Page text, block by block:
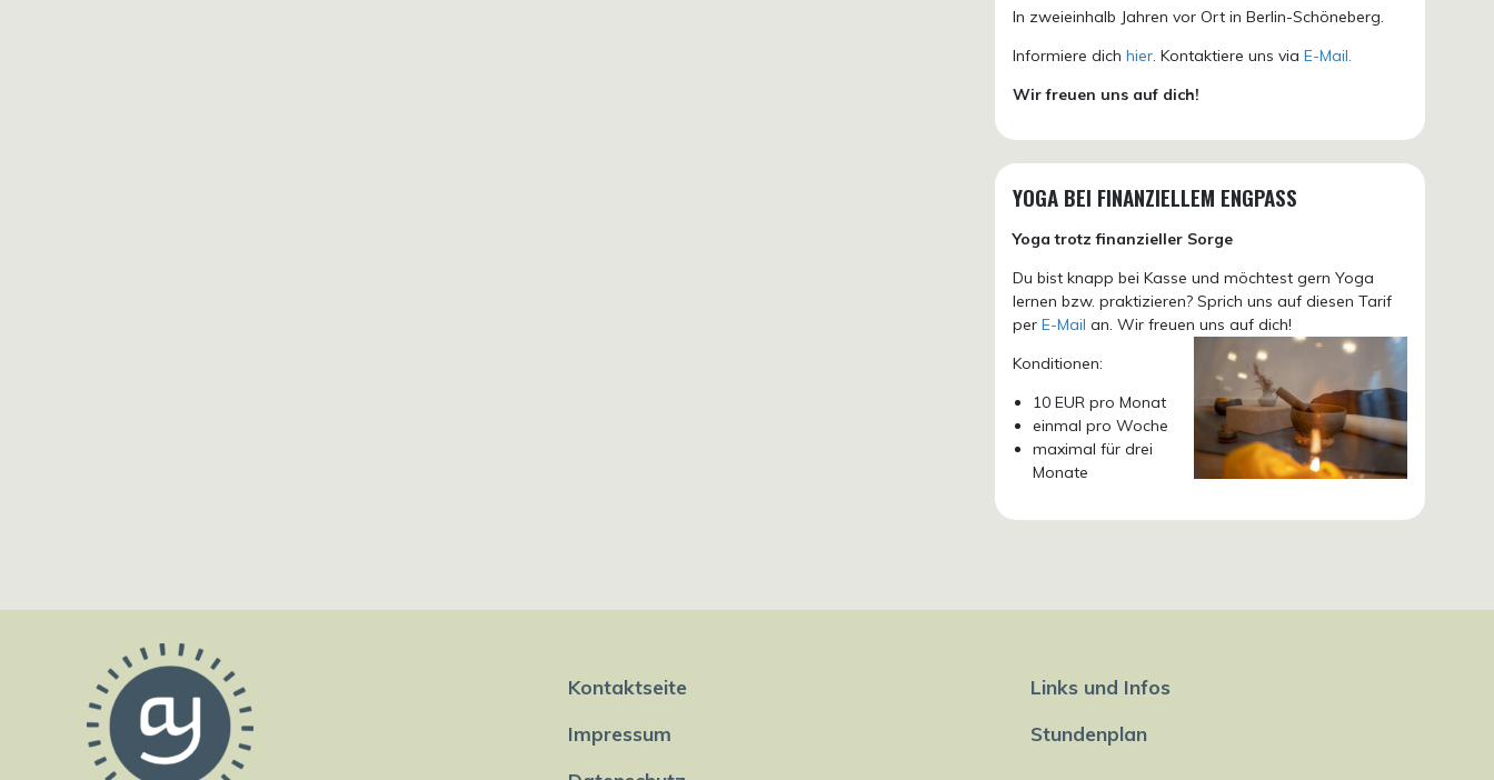
In zweieinhalb Jahren vor Ort in Berlin-Schöneberg.
Informiere dichhier. Kontaktiere uns viaE-Mail.
Wir freuen uns auf dich!
YOGA BEI FINANZIELLEM ENGPASS
Yoga trotz finanzieller Sorge
Du bist knapp bei Kasse und möchtest gern Yoga
lernen bzw. praktizieren? Sprich uns auf diesen Tarif
perE-Mail an. Wir freuen uns auf dich!
Konditionen:
10 EUR pro Monat
einmal pro Woche
maximal für drei
Monate
Kontaktseite
Impressum
Links und Infos
Stundenplan